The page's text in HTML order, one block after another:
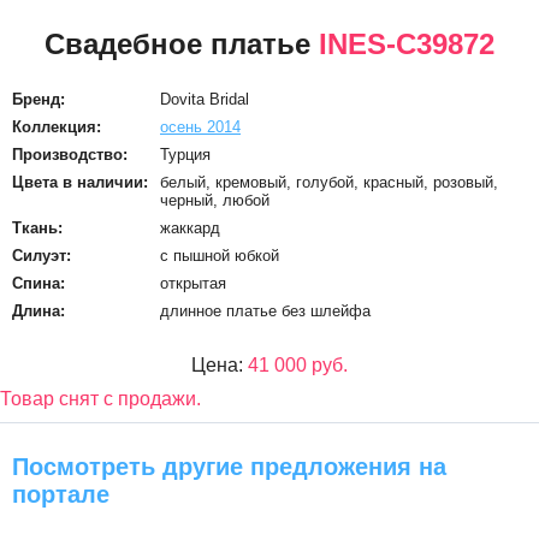
Свадебное платье INES-C39872
Бренд:
Dovita Bridal
Коллекция:
осень 2014
Производство:
Турция
Цвета в наличии:
белый, кремовый, голубой, красный, розовый,
черный, любой
Ткань:
жаккард
Силуэт:
с пышной юбкой
Спина:
открытая
Длина:
длинное платье без шлейфа
Цена: 41 000 руб.
Товар снят с продажи.
Посмотреть другие предложения на
портале